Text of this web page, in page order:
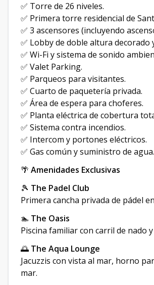
✅ Torre de 26 niveles.
✅ Primera torre residencial de
✅ 3 ascensores (incluyendo
✅ Lobby de doble altura
✅ Wi-Fi y sistema de sonido
✅ Valet Parking.
✅ Parqueos para visitantes.
✅ Cuarto de paquetería privada.
✅ Área de espera para choferes.
✅ Planta eléctrica de cobertura
✅ Sistema contra incendios.
✅ Intercom y portones eléctricos.
✅ Gas común y suministro de agua.
🌴 Amenidades Exclusivas
🎾 The Padel Club
Primera cancha privada de pádel
🏊 The Oasis
Piscina familiar con carril de nado
🌅 The Aqua Lounge
Jacuzzis con vista al mar, horno
mar.